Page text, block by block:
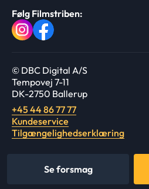
Se forsmag
Følg Filmstriben:
© DBC Digital A/S
Tempovej 7-11
DK-2750 Ballerup
+45 44 86 77 77
Kundeservice
Tilgængelighedserklæring